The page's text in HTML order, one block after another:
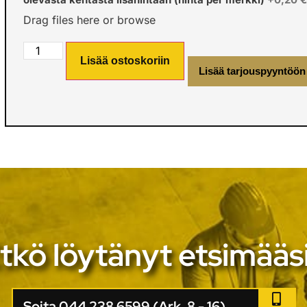
Drag files here or browse
Lisää ostoskoriin
Lisää tarjouspyyntöön
löytänyt